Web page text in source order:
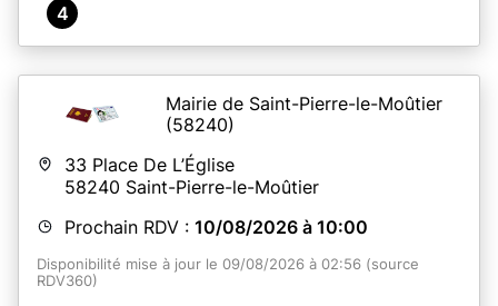
4
Mairie de Saint-Pierre-le-Moûtier
(58240)
33 Place De L’Église
58240 Saint-Pierre-le-Moûtier
Prochain RDV : 10/08/2026 à 10:00
Disponibilité mise à jour le 09/08/2026 à 02:56 (source
RDV360)